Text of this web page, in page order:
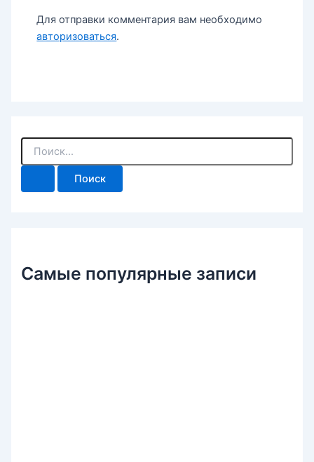
Для отправки комментария вам необходимо
авторизоваться.
П
и
Самые популярные записи